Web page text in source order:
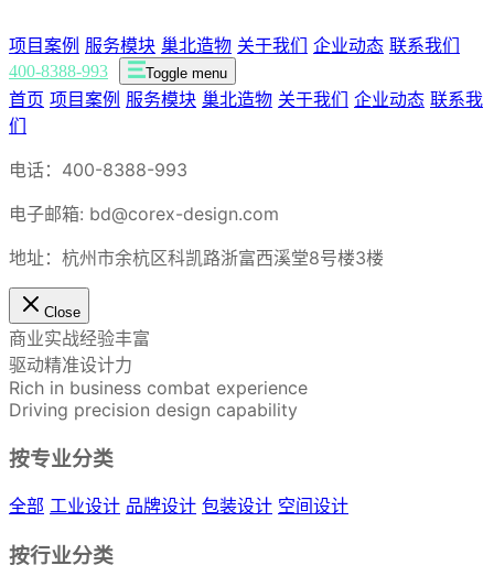
项目案例 服务模块 巢北造物 关于我们 企业动态 联系我们
400-8388-993 Toggle menu
首页 项目案例 服务模块 巢北造物 关于我们 企业动态 联系我
们
电话：400-8388-993
电子邮箱: bd@corex-design.com
地址：杭州市余杭区科凯路浙富西溪堂8号楼3楼
Close
商业实战经验丰富
驱动精准设计力
Rich in business combat experience
Driving precision design capability
按专业分类
全部 工业设计 品牌设计 包装设计 空间设计
按行业分类